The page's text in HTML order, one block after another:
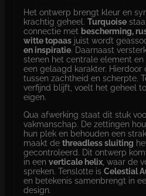
Het ontwerp brengt kleur en
krachtig geheel.Turquoise
connectie met bescherming,
witte topaas juist wordt
en inspiratie. Daarnaast
stenen het centrale element
een gelaagd karakter. Hierdoor
tussen zachtheid en scherpte.
verfijnd blijft, voelt het geheel
eigen.
Qua afwerking staat dit stuk
vakmanschap. De zettingen
hun plek en behouden een
maakt dethreadless sluiting
gecontroleerd. Dit ontwerp
in eenverticale helix, waar de
spreken. Tenslotte isCelestial
en betekenis samenbrengt in
design.